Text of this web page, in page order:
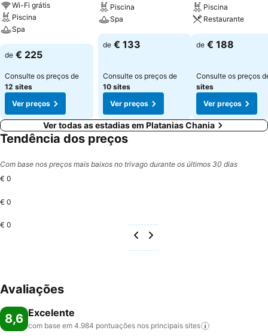
Wi-Fi grátis
Piscina
Spa
de € 225
Consulte os preços de
12 sites
Ver preços
Piscina
Spa
de € 133
Consulte os preços de
10 sites
Ver preços
Piscina
Restaurante
de € 188
Consulte os preços
sites
Ver preços
Ver todas as estadias em Platanias Chania
Tendência dos preços
Com base nos preços mais baixos no trivago durante os últimos 30 dias
€ 0
€ 0
€ 0
Avaliações
8,6 Excelente
com base em 4.984 pontuações nos principais sites